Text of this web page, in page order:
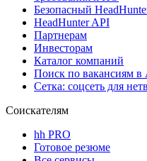
Безопасный
HeadHunter API
Партнерам
Инвесторам
Каталог компаний
Поиск по вакансиям в
Сетка: соцсеть для
Соискателям
hh PRO
Готовое резюме